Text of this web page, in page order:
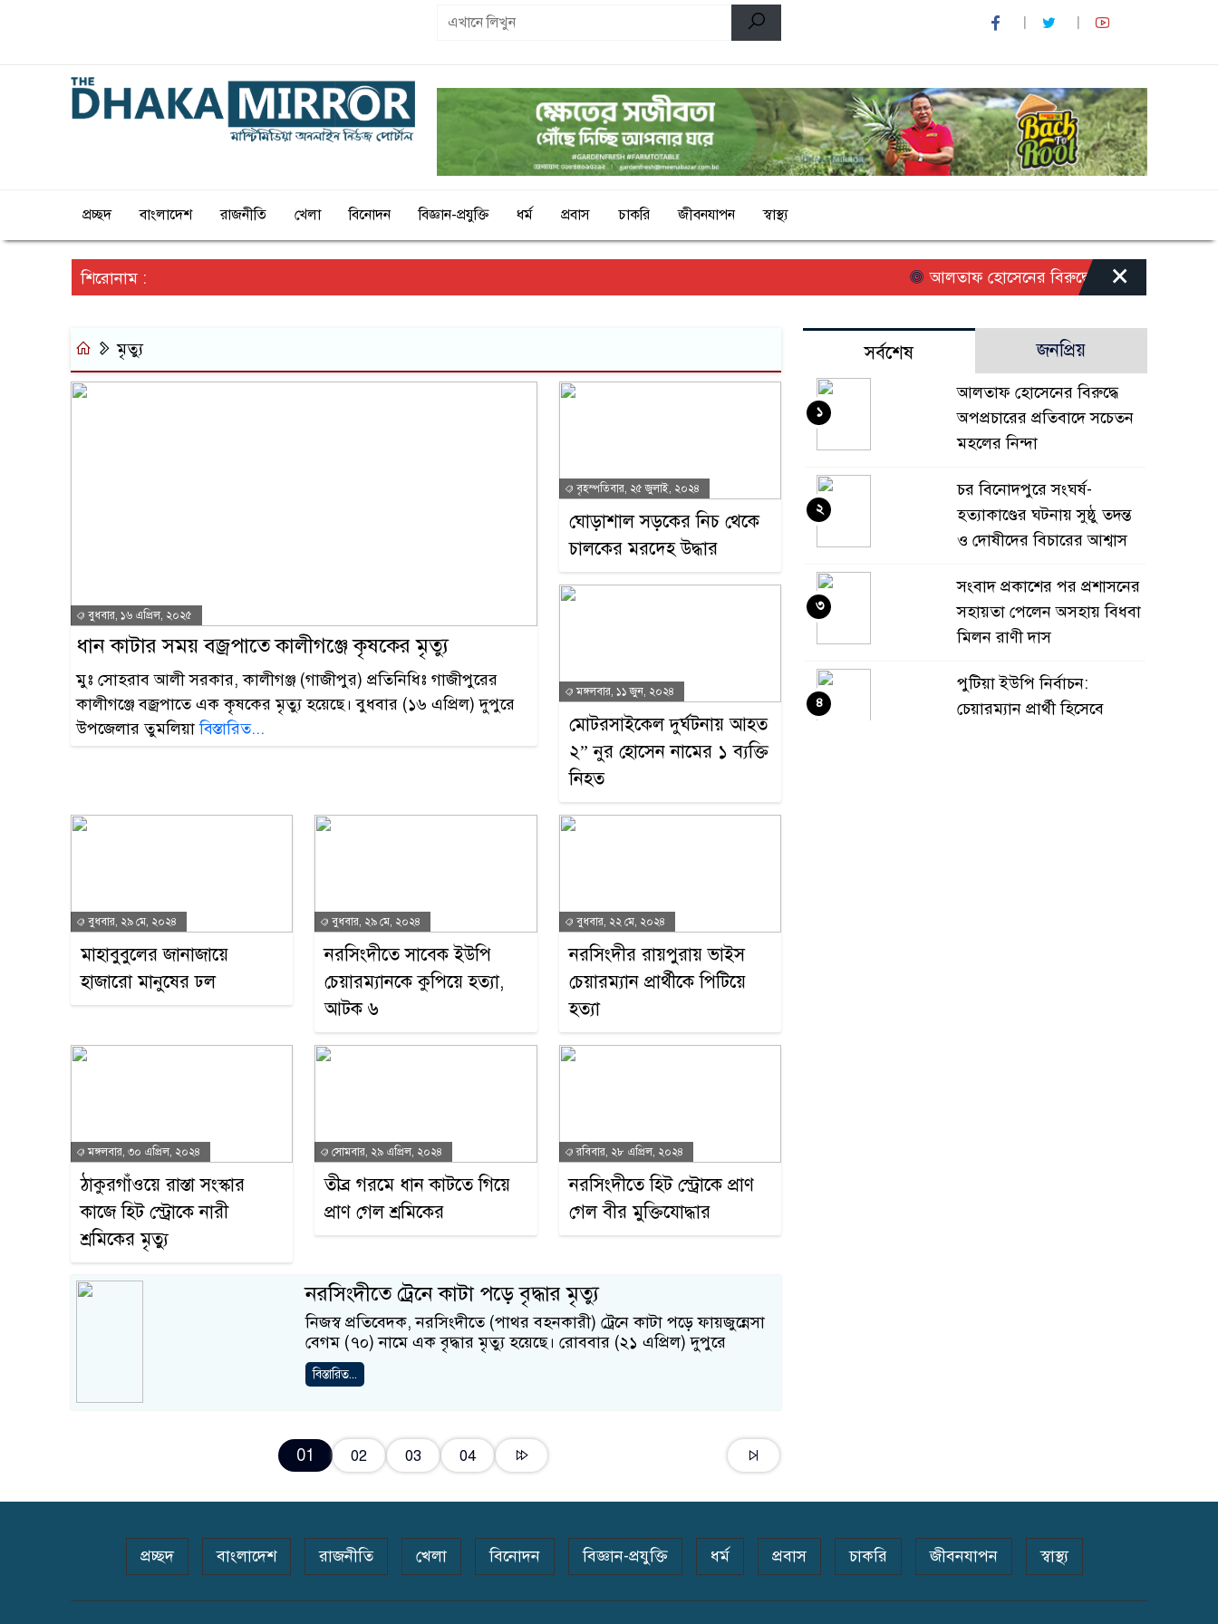
প্রচ্ছদ বাংলাদেশ রাজনীতি খেলা বিনোদন বিজ্ঞান-প্রযুক্তি ধর্ম প্রবাস চাকরি জীবনযাপন স্বাস্থ্য
শিরোনাম : আলতাফ হোসেনের বিরুদ্ধে অপপ্রচারের প্রতিবাদে
×
মৃত্যু
বুধবার, ১৬ এপ্রিল, ২০২৫
ধান কাটার সময় বজ্রপাতে কালীগঞ্জে কৃষকের মৃত্যু
মুঃ সোহরাব আলী সরকার, কালীগঞ্জ (গাজীপুর) প্রতিনিধিঃ গাজীপুরের
কালীগঞ্জে বজ্রপাতে এক কৃষকের মৃত্যু হয়েছে। বুধবার (১৬ এপ্রিল) দুপুরে
উপজেলার তুমলিয়াবিস্তারিত...
বৃহস্পতিবার, ২৫ জুলাই, ২০২৪
ঘোড়াশাল সড়কের নিচ থেকে
চালকের মরদেহ উদ্ধার
মঙ্গলবার, ১১ জুন, ২০২৪
মোটরসাইকেল দুর্ঘটনায় আহত
২” নুর হোসেন নামের ১ ব্যক্তি
নিহত
বুধবার, ২৯ মে, ২০২৪
মাহাবুবুলের জানাজায়ে
হাজারো মানুষের ঢল
বুধবার, ২৯ মে, ২০২৪
নরসিংদীতে সাবেক ইউপি
চেয়ারম্যানকে কুপিয়ে হত্যা,
আটক ৬
বুধবার, ২২ মে, ২০২৪
নরসিংদীর রায়পুরায় ভাইস
চেয়ারম্যান প্রার্থীকে পিটিয়ে
হত্যা
মঙ্গলবার, ৩০ এপ্রিল, ২০২৪
ঠাকুরগাঁওয়ে রাস্তা সংস্কার
কাজে হিট স্ট্রোকে নারী
শ্রমিকের মৃত্যু
সোমবার, ২৯ এপ্রিল, ২০২৪
তীব্র গরমে ধান কাটতে গিয়ে
প্রাণ গেল শ্রমিকের
রবিবার, ২৮ এপ্রিল, ২০২৪
নরসিংদীতে হিট স্ট্রোকে প্রাণ
গেল বীর মুক্তিযোদ্ধার
নরসিংদীতে ট্রেনে কাটা পড়ে বৃদ্ধার মৃত্যু
নিজস্ব প্রতিবেদক, নরসিংদীতে (পাথর বহনকারী) ট্রেনে কাটা পড়ে ফায়জুন্নেসা
বেগম (৭০) নামে এক বৃদ্ধার মৃত্যু হয়েছে। রোববার (২১ এপ্রিল) দুপুরে
বিস্তারিত...
01 02 03 04
সর্বশেষ জনপ্রিয়
আলতাফ হোসেনের বিরুদ্ধে
অপপ্রচারের প্রতিবাদে সচেতন
মহলের নিন্দা
১
চর বিনোদপুরে সংঘর্ষ-
হত্যাকাণ্ডের ঘটনায় সুষ্ঠু তদন্ত
ও দোষীদের বিচারের আশ্বাস
২
সংবাদ প্রকাশের পর প্রশাসনের
সহায়তা পেলেন অসহায় বিধবা
মিলন রাণী দাস
৩
পুটিয়া ইউপি নির্বাচন:
চেয়ারম্যান প্রার্থী হিসেবে
৪
প্রচ্ছদ বাংলাদেশ রাজনীতি খেলা বিনোদন বিজ্ঞান-প্রযুক্তি ধর্ম প্রবাস চাকরি জীবনযাপন স্বাস্থ্য